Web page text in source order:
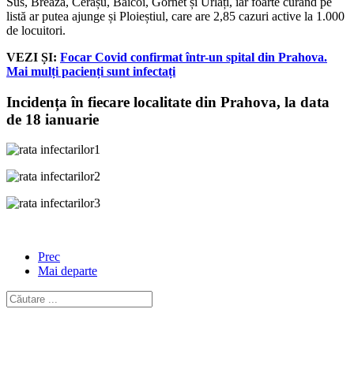
listă ar putea ajunge și Ploieștiul, care are 2,85 cazuri active la 1.000
de locuitori.
VEZI ȘI: Focar Covid confirmat într-un spital din Prahova.
Mai mulți pacienți sunt infectați
Incidența în fiecare localitate din Prahova, la data
de 18 ianuarie
Prec
Mai departe